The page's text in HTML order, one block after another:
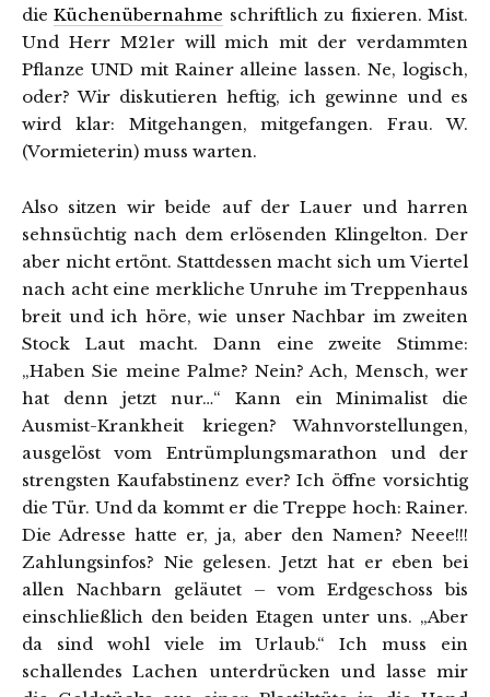
dieKüchenübernahme schriftlich zu fixieren. Mist.
Und Herr M21er will mich mit der verdammten
Pflanze UND mit Rainer alleine lassen. Ne, logisch,
oder? Wir diskutieren heftig, ich gewinne und es
wird klar: Mitgehangen, mitgefangen. Frau. W.
(Vormieterin) muss warten.
Also sitzen wir beide auf der Lauer und harren
sehnsüchtig nach dem erlösenden Klingelton. Der
aber nicht ertönt. Stattdessen macht sich um Viertel
nach acht eine merkliche Unruhe im Treppenhaus
breit und ich höre, wie unser Nachbar im zweiten
Stock Laut macht. Dann eine zweite Stimme:
„Haben Sie meine Palme? Nein? Ach, Mensch, wer
hat denn jetzt nur…“ Kann ein Minimalist die
Ausmist-Krankheit kriegen? Wahnvorstellungen,
ausgelöst vom Entrümplungsmarathon und der
strengsten Kaufabstinenz ever? Ich öffne vorsichtig
die Tür. Und da kommt er die Treppe hoch: Rainer.
Die Adresse hatte er, ja, aber den Namen? Neee!!!
Zahlungsinfos? Nie gelesen. Jetzt hat er eben bei
allen Nachbarn geläutet – vom Erdgeschoss bis
einschließlich den beiden Etagen unter uns. „Aber
da sind wohl viele im Urlaub.“ Ich muss ein
schallendes Lachen unterdrücken und lasse mir